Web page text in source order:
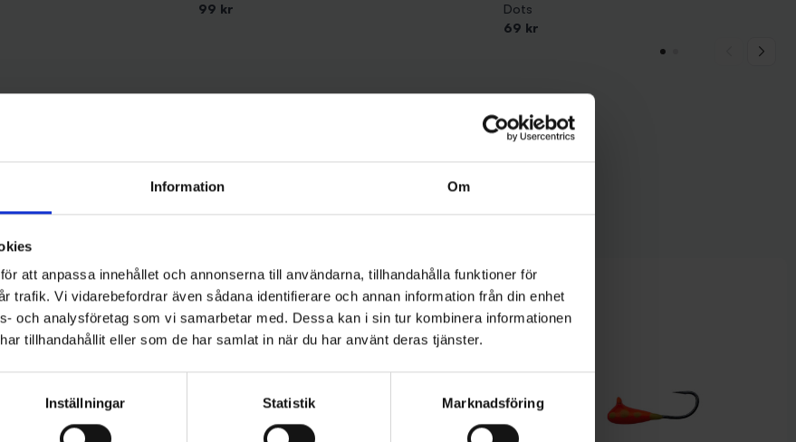
Information Om
att anpassa innehållet och annonserna till användarna, tillhandahålla funktioner för
trafik. Vi vidarebefordrar även sådana identifierare och annan information från din enhet
och analysföretag som vi samarbetar med. Dessa kan i sin tur kombinera informationen
tillhandahållit eller som de har samlat in när du har använt deras tjänster.
Inställningar Statistik Marknadsföring
99 kr
Dots
69 kr